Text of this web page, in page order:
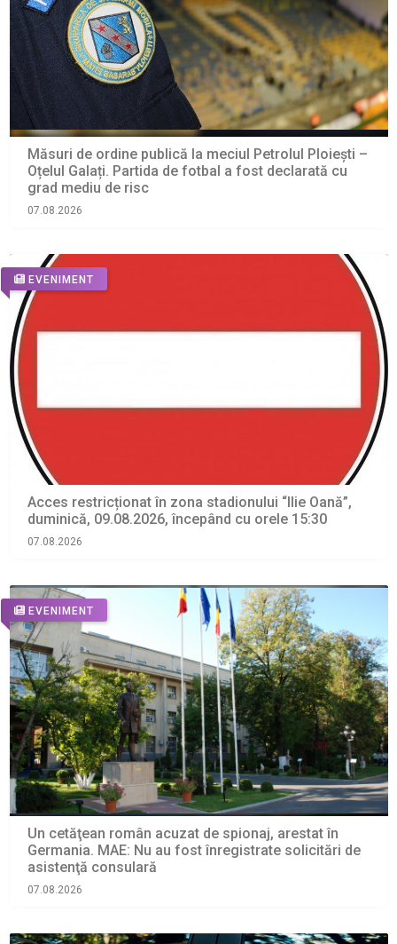
Măsuri de ordine publică la meciul Petrolul Ploiești –
Oțelul Galați. Partida de fotbal a fost declarată cu
grad mediu de risc
07.08.2026
EVENIMENT
Acces restricționat în zona stadionului “Ilie Oană”,
duminică, 09.08.2026, începând cu orele 15:30
07.08.2026
EVENIMENT
Un cetăţean român acuzat de spionaj, arestat în
Germania. MAE: Nu au fost înregistrate solicitări de
asistenţă consulară
07.08.2026